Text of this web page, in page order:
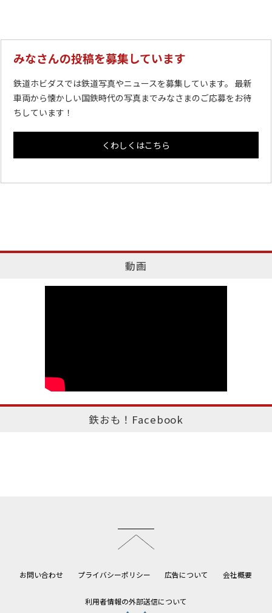
みなさんの投稿を募集しています
鉄道ホビダスでは鉄道写真やニュースを募集しています。 最新
車両から懐かしい国鉄時代の写真までみなさまのご応募をお待
ちしています！
くわしくはこちら
動画
鉄おも！Facebook
お問い合わせ プライバシーポリシー 広告について 会社概要
利用者情報の外部送信について